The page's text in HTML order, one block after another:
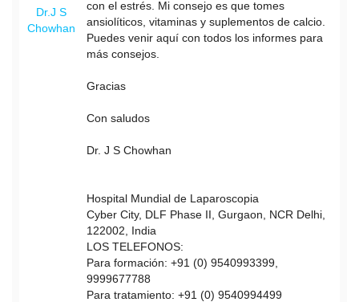
Dr.J S
Chowhan
con el estrés. Mi consejo es que tomes
ansiolíticos, vitaminas y suplementos de calcio.
Puedes venir aquí con todos los informes para
más consejos.
Gracias
Con saludos
Dr. J S Chowhan
Hospital Mundial de Laparoscopia
Cyber City, DLF Phase II, Gurgaon, NCR Delhi,
122002, India
LOS TELEFONOS:
Para formación: +91 (0) 9540993399,
9999677788
Para tratamiento: +91 (0) 9540994499